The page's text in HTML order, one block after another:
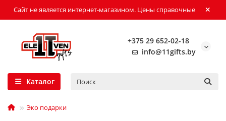
Сайт не является интернет-магазином. Цены справочные
+375 29 652-02-18
info@11gifts.by
Каталог
Эко подарки